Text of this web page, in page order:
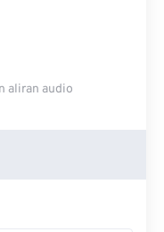
aliran audio